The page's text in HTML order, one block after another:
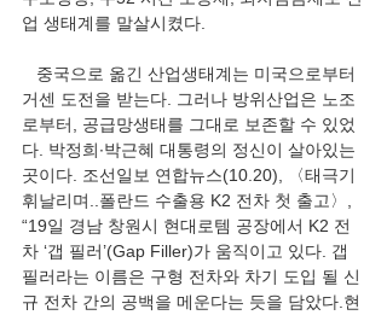
업 생태계를 말살시켰다.
거센 도전을 받는다. 그러나 방위산업은 노조
로부터, 공급망생태를 그대로 보존할 수 있었
다. 박정희∙박근혜 대통령의 정신이 살아있는
곳이다. 조선일보 연합뉴스(10.20), 〈태극기
휘날리며..폴란드 수출용 K2 전차 첫 출고〉,
“19일 경남 창원시 현대로템 공장에서 K2 전
차 ‘갭 필러’(Gap Filler)가 움직이고 있다. 갭
필러라는 이름은 구형 전차와 차기 도입 될 신
규 전차 간의 공백을 메운다는 듯을 담았다.현